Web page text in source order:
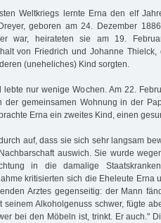
Weltkriegs lernte Erna den elf
geboren am 24. Dezember
war, heirateten sie am 19.
von Friedrich und Johanne
(uneheliches) Kind sorgten.
lebte nur wenige Wochen. Am 22.
der gemeinsamen Wohnung in der
Erna ein zweites Kind, einen
auf, dass sie sich sehr langsam
auswich. Sie wurde
in die damalige
kritisierten sich die Eheleute Erna
Arztes gegenseitig: der Mann
seinem Alkoholgenuss schwer, fügte
bei den Möbeln ist, trinkt. Er auch."